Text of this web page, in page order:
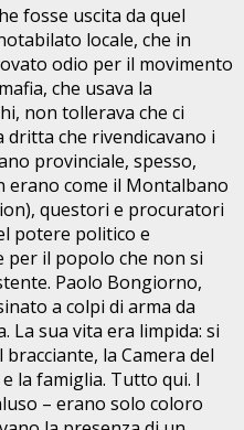
fosse uscita da quel
locale, che in
odio per il movimento
che usava la
non tollerava che ci
che rivendicavano i
provinciale, spesso,
erano come il Montalbano
questori e procuratori
potere politico e
per il popolo che non si
Paolo Bongiorno,
a colpi di arma da
La sua vita era limpida: si
la Camera del
la famiglia. Tutto qui. I
– erano solo coloro